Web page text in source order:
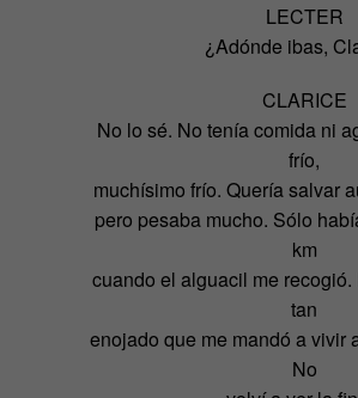
LECTER
¿Adónde ibas,
CLARICE
No lo sé. No tenía comida ni
frío,
muchísimo frío. Quería salvar
pero pesaba mucho. Sólo
km
cuando el alguacil me
tan
enojado que me mandó a vivir
No